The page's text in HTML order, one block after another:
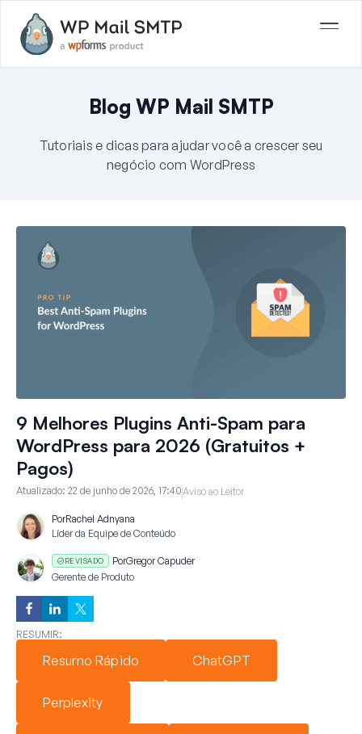
Blog WP Mail SMTP
Tutoriais e dicas para ajudar você a crescer seu
negócio com WordPress
9 Melhores Plugins Anti-Spam para
WordPress para 2026 (Gratuitos +
Pagos)
Atualizado: 22 de junho de 2026, 17:40 Aviso ao Leitor
PorRachel Adnyana
Líder da Equipe de Conteúdo
REVISADO PorGregor Capuder
Gerente de Produto
RESUMIR:
Resumo Rápido ChatGPT
Perplexity